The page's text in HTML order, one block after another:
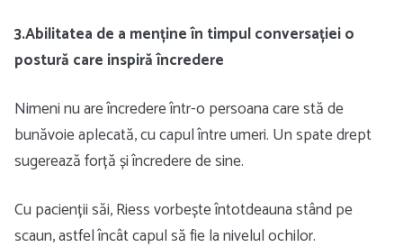
3.Abilitatea de a menține în timpul conversației o
postură care inspiră încredere
Nimeni nu are încredere într-o persoana care stă de
bunăvoie aplecată, cu capul între umeri. Un spate drept
sugerează forță și încredere de sine.
Cu pacienții săi, Riess vorbește întotdeauna stând pe
scaun, astfel încât capul să fie la nivelul ochilor.